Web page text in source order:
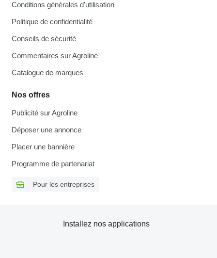
Conditions générales d'utilisation
Politique de confidentialité
Conseils de sécurité
Commentaires sur Agroline
Catalogue de marques
Nos offres
Publicité sur Agroline
Déposer une annonce
Placer une bannière
Programme de partenariat
Pour les entreprises
Installez nos applications